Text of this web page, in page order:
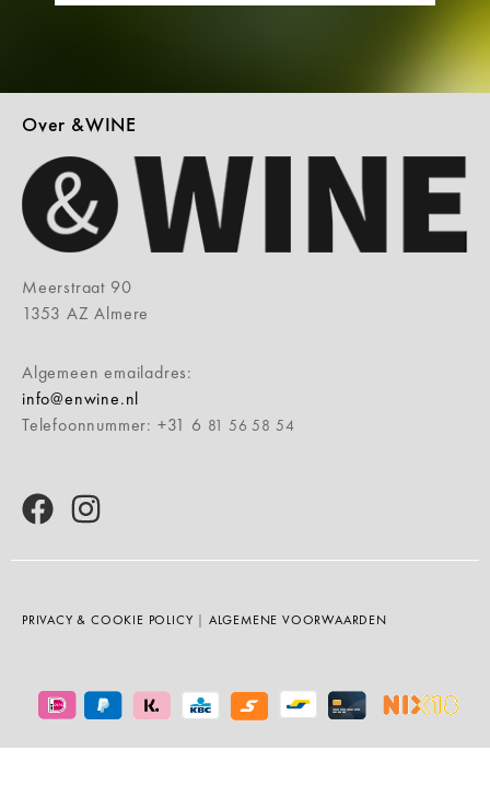
Over &WINE
Meerstraat 90
1353 AZ Almere
Algemeen emailadres:
info@enwine.nl
Telefoonnummer: +31 6 81 56 58 54
PRIVACY & COOKIE POLICY | ALGEMENE VOORWAARDEN